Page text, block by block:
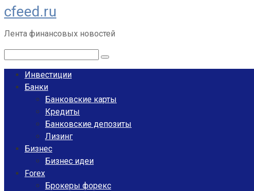
Перейти
к
контенту
cfeed.ru
Лента финансовых новостей
Инвестиции
Банки
Банковские карты
Кредиты
Банковские депозиты
Лизинг
Бизнес
Бизнес идеи
Forex
Брокеры форекс